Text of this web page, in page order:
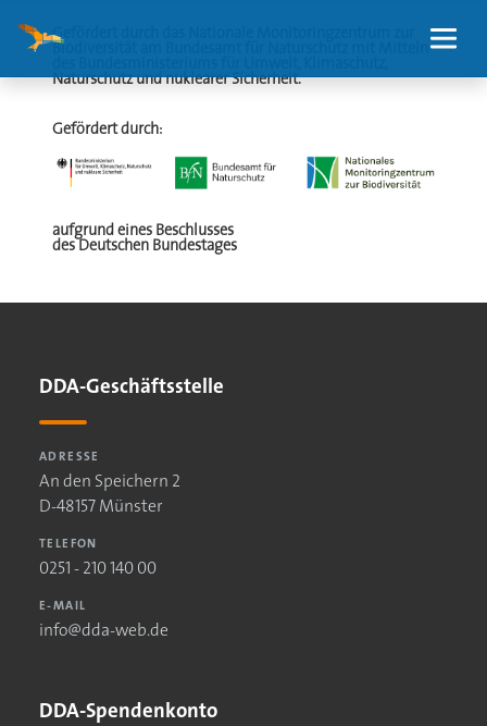
Gefördert durch das Nationale Monitoringzentrum zur
Biodiversität am Bundesamt für Naturschutz mit Mitteln
Naturschutz und nuklearer Sicherheit.
Gefördert durch:
aufgrund eines Beschlusses
des Deutschen Bundestages
DDA-Geschäftsstelle
ADRESSE
An den Speichern 2
D-48157 Münster
TELEFON
0251 - 210 140 00
E-MAIL
info@dda-web.de
DDA-Spendenkonto